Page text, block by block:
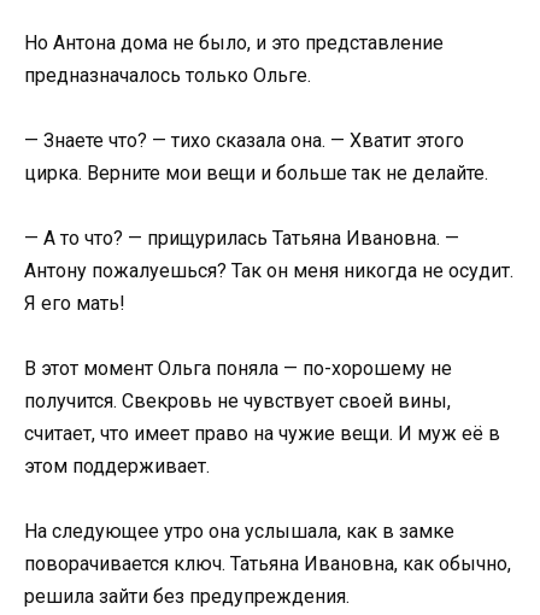
Но Антона дома не было, и это представление
предназначалось только Ольге.
— Знаете что? — тихо сказала она. — Хватит этого
цирка. Верните мои вещи и больше так не делайте.
— А то что? — прищурилась Татьяна Ивановна. —
Антону пожалуешься? Так он меня никогда не осудит.
Я его мать!
В этот момент Ольга поняла — по-хорошему не
получится. Свекровь не чувствует своей вины,
считает, что имеет право на чужие вещи. И муж её в
этом поддерживает.
На следующее утро она услышала, как в замке
поворачивается ключ. Татьяна Ивановна, как обычно,
решила зайти без предупреждения.